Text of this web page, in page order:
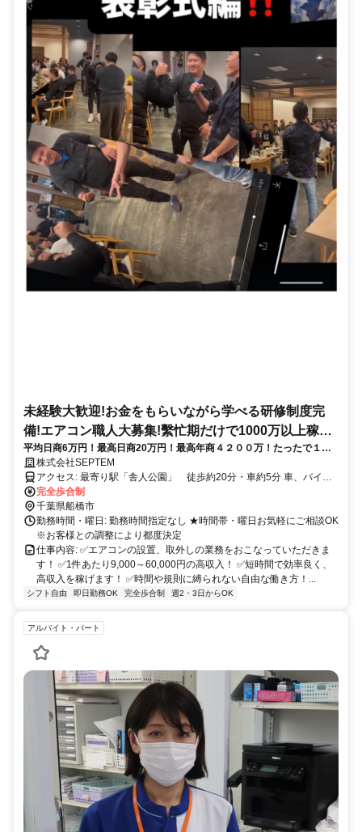
未経験大歓迎!お金をもらいながら学べる研修制度完
備!エアコン職人大募集!繫忙期だけで1000万以上稼ぎ
たい方!閑散期売上120ー200万・寮完備!
平均日商6万円！最高日商20万円！最高年商４２００万！たったで１ヶ
月でひとり立ち！空調設備設置業務
株式会社SEPTEM
アクセス: 最寄り駅「舎人公園」 徒歩約20分・車約5分 車、バイク
どちらかお持ちの方 お持ちでない方はリースなどご相談に乗ります
直行直帰になります
完全歩合制
千葉県船橋市
勤務時間・曜日: 勤務時間指定なし ★時間帯・曜日お気軽にご相談OK
※お客様との調整により都度決定
仕事内容: ✅エアコンの設置、取外しの業務をおこなっていただきま
す！ ✅1件あたり9,000～60,000円の高収入！ ✅短時間で効率良く、
高収入を稼げます！ ✅時間や規則に縛られない自由な働き方！...
シフト自由 即日勤務OK 完全歩合制 週2・3日からOK
アルバイト・パート